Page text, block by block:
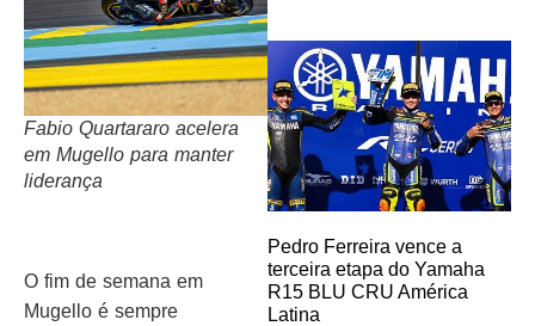
Fabio Quartararo acelera
em Mugello para manter
liderança
O fim de semana em
Mugello é sempre
Pedro Ferreira vence a
terceira etapa do Yamaha
R15 BLU CRU América
Latina